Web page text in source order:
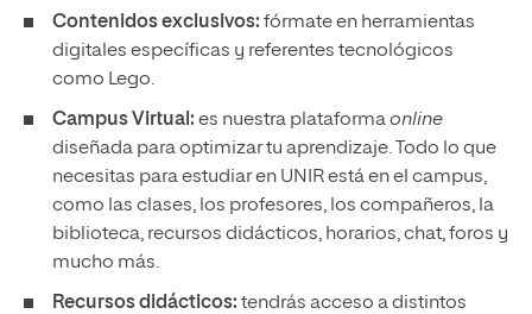
Contenidos exclusivos: fórmate en herramientas
digitales específicas y referentes tecnológicos
como Lego.
Campus Virtual: es nuestra plataformaonline
diseñada para optimizar tu aprendizaje. Todo lo que
necesitas para estudiar en UNIR está en el campus,
como las clases, los profesores, los compañeros, la
biblioteca, recursos didácticos, horarios, chat, foros y
mucho más.
Recursos didácticos: tendrás acceso a distintos